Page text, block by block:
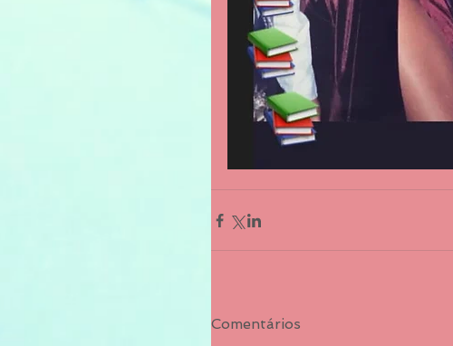
Comentários